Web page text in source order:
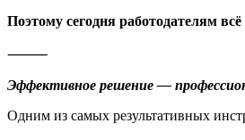
Поэтому сегодня работодателям
⸻
Эффективное решение —
Одним из самых результативных